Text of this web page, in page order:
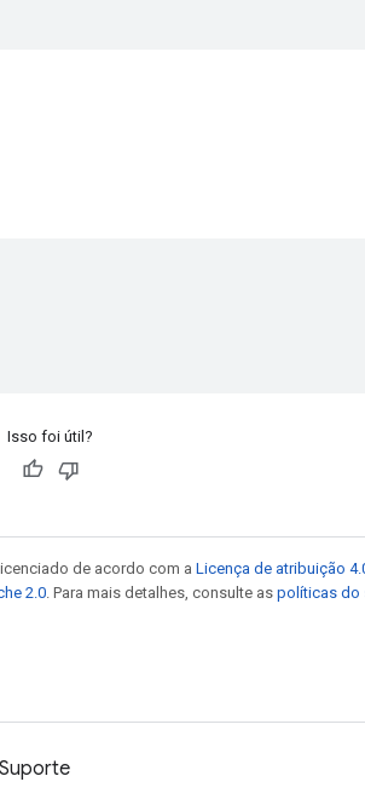
Isso foi útil?
de acordo com a Licença de atribuição
2.0 . Para mais detalhes, consulte as políticas do
Suporte